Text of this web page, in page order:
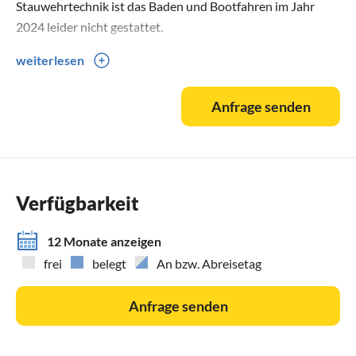
Stauwehrtechnik ist das Baden und Bootfahren im Jahr
2024 leider nicht gestattet.
Doch lassen Sie sich davon nicht entmutigen – die
besondere Lage unseres Biber-Camps direkt am See bietet
Ihnen dennoch eine Vielzahl an wunderbaren Erlebnissen.
Eingebettet in eine wunderschöne Naturlandschaft,
Wanderungen und Spaziergänge: Erkunden Sie die
umliegenden Wälder und genießen Sie die frische Luft bei
ausgedehnten Wanderungen oder gemütlichen
Radfahren: Die hügelige Landschaft bietet zahlreiche
weiterlesen
Anfrage senden
Verfügbarkeit
12 Monate anzeigen
frei
belegt An bzw. Abreisetag
Anfrage senden